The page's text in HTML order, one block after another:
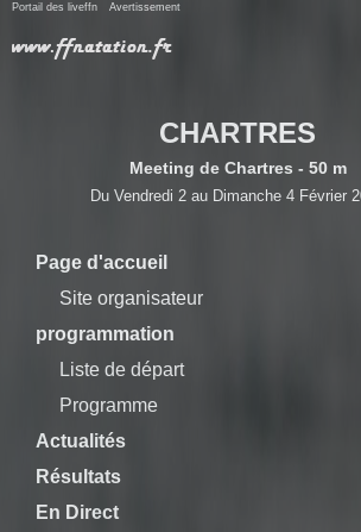
Portail des liveffn Avertissement
CHARTRES
Meeting de Chartres - 50 m
Du Vendredi 2 au Dimanche 4 Février
Page d'accueil
Site organisateur
programmation
Liste de départ
Programme
Actualités
Résultats
En Direct